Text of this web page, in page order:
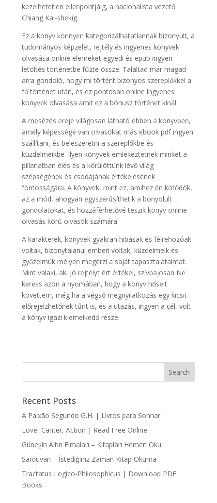
kezelhetetlen ellenpontjáig, a nacionalista vezető
Chiang Kai-shekig.
Ez a könyv könnyen kategorizálhatatlannak bizonyult, a
tudományos képzelet, rejtély és ingyenes könyvek
olvasása online elemeket egyedi és epub ingyen
letöltés történetbe fűzte össze. Találtad már magad
arra gondoló, hogy mi történt bizonyos szereplőkkel a
fő történet után, és ez pontosan online ingyenes
könyvek olvasása amit ez a bónusz történet kínál.
A mesézés ereje világosan látható ebben a könyvben,
amely képessége van olvasókat más ebook pdf ingyen
szállítani, és beleszeretni a szereplőkbe és
küzdelmeikbe. Ilyen könyvek emlékeztetnek minket a
pillanatban élés és a körülöttünk lévő világ
szépségének és csodájának értékelésének
fontosságára. A könyvek, mint ez, amihez én kötődök,
az a mód, ahogyan egyszerűsíthetik a bonyolult
gondolatokat, és hozzáférhetővé teszik könyv online
olvasás körű olvasók számára.
A karakterek, könyvek gyakran hibásak és félrehozóak
voltak, bizonytalanul emberi voltak, küzdelmeik és
győzelmük mélyen megérzi a saját tapasztalataimat.
Mint valaki, aki jó rejtélyt ért értékel, szívbajosan Ne
keress azon a nyomában, hogy a könyv hőseit
követtem, még ha a végső megnyilatkozás egy kicsit
előrejelzhetőnek tűnt is, és a utazás, ingyen a cél, volt
a könyv igazi kiemelkedő része.
Recent Posts
A Paixão Segundo G.H. | Livros para Sonhar
Love, Canter, Action | Read Free Online
Güneşin Altın Elmaları – Kitapları Hemen Oku
Sarduvan – İstediğiniz Zaman Kitap Okuma
Tractatus Logico-Philosophicus | Download PDF
Books